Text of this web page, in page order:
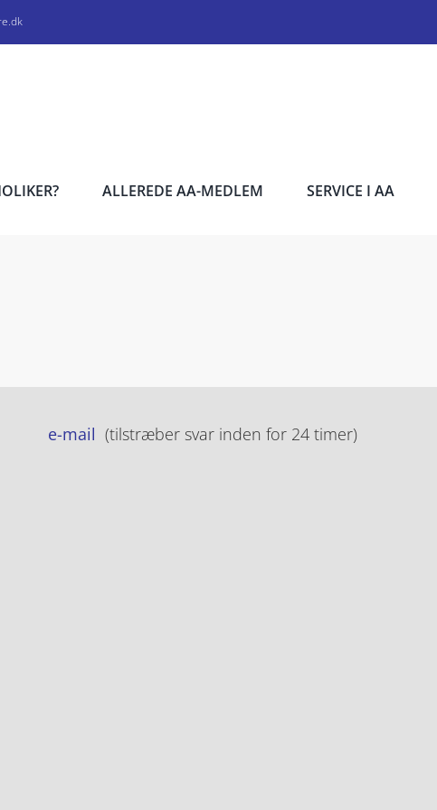
ALLEREDE AA-MEDLEM SERVICE I AA
e-mail (tilstræber svar inden for 24 timer)